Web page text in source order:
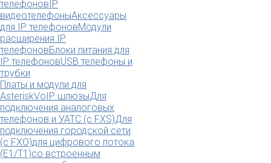
телефоновIP
видеотелефоныАксессуары
для IP телефоновМодули
расширения IP
телефоновБлоки питания для
IP телефоновUSB телефоны и
трубки
Платы и модули для
AsteriskVoIP шлюзыДля
подключения аналоговых
телефонов и УАТС (с FXS)Для
подключения городской сети
(с FXO)для цифрового потока
(E1/T1)со встроенным